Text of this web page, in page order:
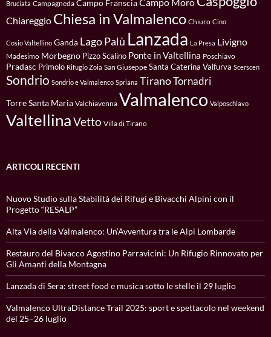
Bruciata Campagneda Campo Franscia
Chiareggio Chiesa in Valmalenco Chiuro Cino
Cosio Valtellino Ganda Lago Palù Lanzada La Presa Livigno
Madesimo Morbegno Pizzo Scalino Ponte in Valtellina Poschiavo
Pradasc Primolo Rifugio Zoia San Giuseppe Santa Caterina Valfurva Scerscen
Sondrio Sondrio e Valmalenco Spriana TiranoTornadri
Torre Santa Maria Valchiavenna Valmalenco Valposchiavo
ValtellinaVetto Villa di Tirano
ARTICOLI RECENTI
Nuovo Studio sulla Stabilità dei Rifugi e Bivacchi Alpini con il
Progetto “RESALP”
Alta Via della Valmalenco: Un’Avventura tra le Alpi Lombarde
Restauro del Bivacco Agostino Parravicini: Un Rifugio Rinnovato per
Gli Amanti della Montagna
Lanzada di Sera: street food e musica sotto le stelle il 29 luglio
Valmalenco UltraDistance Trail 2025: sport e spettacolo nel weekend
del 25–26 luglio